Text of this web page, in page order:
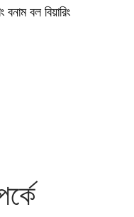
বনাম বল বিয়ারিং